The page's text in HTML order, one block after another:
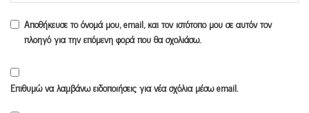
Αποθήκευσε το όνομά μου, email, και τον ιστότοπο μου σε αυτόν τον
πλοηγό για την επόμενη φορά που θα σχολιάσω.
Επιθυμώ να λαμβάνω ειδοποιήσεις για νέα σχόλια μέσω email.